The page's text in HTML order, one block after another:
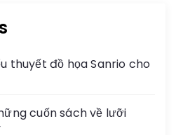
thuyết đồ họa Sanrio cho
cuốn sách về lưỡi